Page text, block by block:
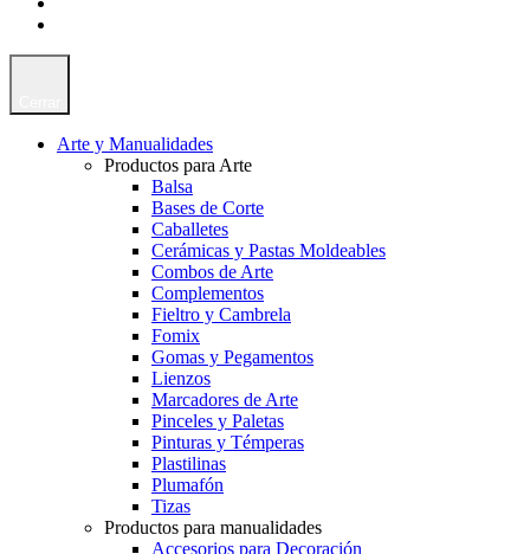
Arte y Manualidades
Productos para Arte
Balsa
Bases de Corte
Caballetes
Cerámicas y Pastas Moldeables
Combos de Arte
Complementos
Fieltro y Cambrela
Fomix
Gomas y Pegamentos
Lienzos
Marcadores de Arte
Pinceles y Paletas
Pinturas y Témperas
Plastilinas
Plumafón
Tizas
Productos para manualidades
Accesorios para Decoración